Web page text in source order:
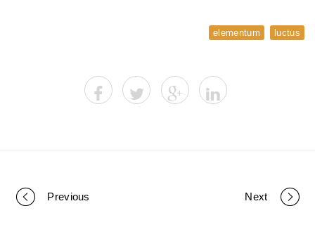
elementum luctus
Portfolio
Previous Next